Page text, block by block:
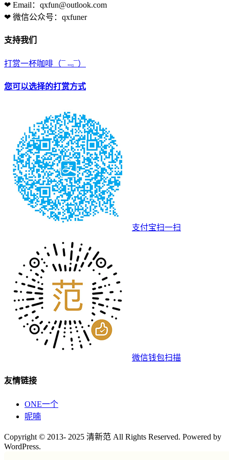
❤ Email：qxfun@outlook.com
❤ 微信公众号：qxfuner
支持我们
打赏一杯咖啡 （¯﹃¯）
您可以选择的打赏方式
支付宝扫一扫
微信钱包扫描
友情链接
ONE一个
呢喃
Copyright © 2013- 2025 清新范 All Rights Reserved. Powered by
WordPress.